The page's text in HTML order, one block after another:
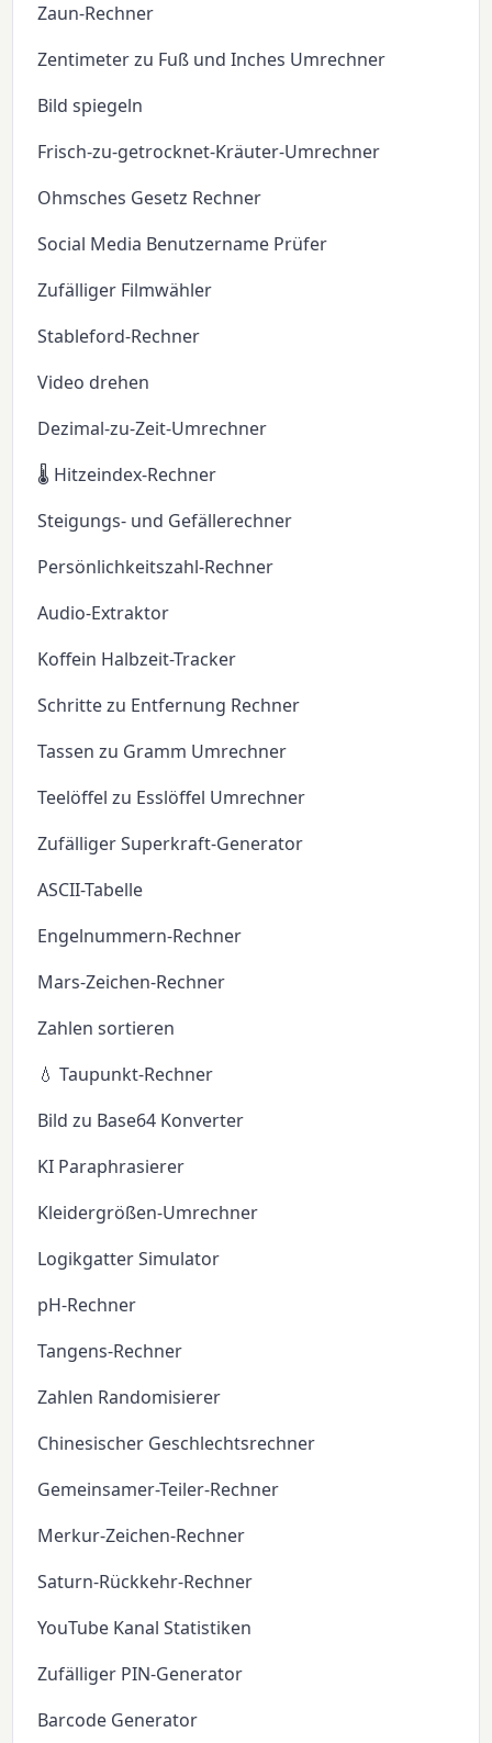
Zaun-Rechner
Zentimeter zu Fuß und Inches Umrechner
Bild spiegeln
Frisch-zu-getrocknet-Kräuter-Umrechner
Ohmsches Gesetz Rechner
Social Media Benutzername Prüfer
Zufälliger Filmwähler
Stableford-Rechner
Video drehen
Dezimal-zu-Zeit-Umrechner
🌡️ Hitzeindex-Rechner
Steigungs- und Gefällerechner
Persönlichkeitszahl-Rechner
Audio-Extraktor
Koffein Halbzeit-Tracker
Schritte zu Entfernung Rechner
Tassen zu Gramm Umrechner
Teelöffel zu Esslöffel Umrechner
Zufälliger Superkraft-Generator
ASCII-Tabelle
Engelnummern-Rechner
Mars-Zeichen-Rechner
Zahlen sortieren
💧 Taupunkt-Rechner
Bild zu Base64 Konverter
KI Paraphrasierer
Kleidergrößen-Umrechner
Logikgatter Simulator
pH-Rechner
Tangens-Rechner
Zahlen Randomisierer
Chinesischer Geschlechtsrechner
Gemeinsamer-Teiler-Rechner
Merkur-Zeichen-Rechner
Saturn-Rückkehr-Rechner
YouTube Kanal Statistiken
Zufälliger PIN-Generator
Barcode Generator